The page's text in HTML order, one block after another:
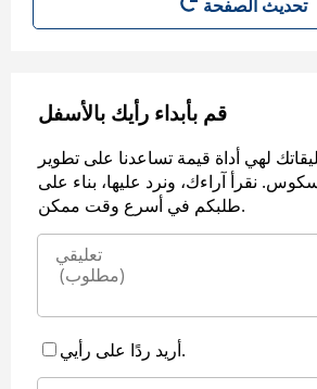
تحديث الصفحة
قم بأبداء رأيك بالأسفل
لهي أداة قيمة تساعدنا على تطوير
نقرأ آراءك، ونرد عليها، بناء على
طلبكم في أسرع وقت ممكن.
أريد ردًا على رأيي.